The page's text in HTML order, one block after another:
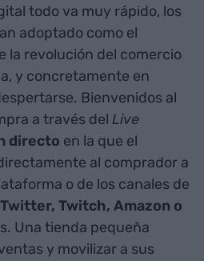
todo va muy rápido, los
adoptado como el
la revolución del comercio
y concretamente en
Bienvenidos al
a través del Live
directo en la que el
al comprador a
o de los canales de
Twitter, Twitch, Amazon o
Una tienda pequeña
y movilizar a sus